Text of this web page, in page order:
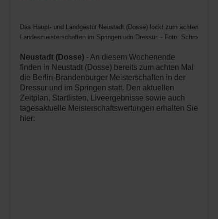
Das Haupt- und Landgestüt Neustadt (Dosse) lockt zum achten Mal
Landesmeisterschaften im Springen udn Dressur. - Foto: Schroeder
Neustadt (Dosse) - An diesem Wochenende
finden in Neustadt (Dosse) bereits zum achten Mal
die Berlin-Brandenburger Meisterschaften in der
Dressur und im Springen statt. Den aktuellen
Zeitplan, Startlisten, Liveergebnisse sowie auch
tagesaktuelle Meisterschaftswertungen erhalten Sie
hier: